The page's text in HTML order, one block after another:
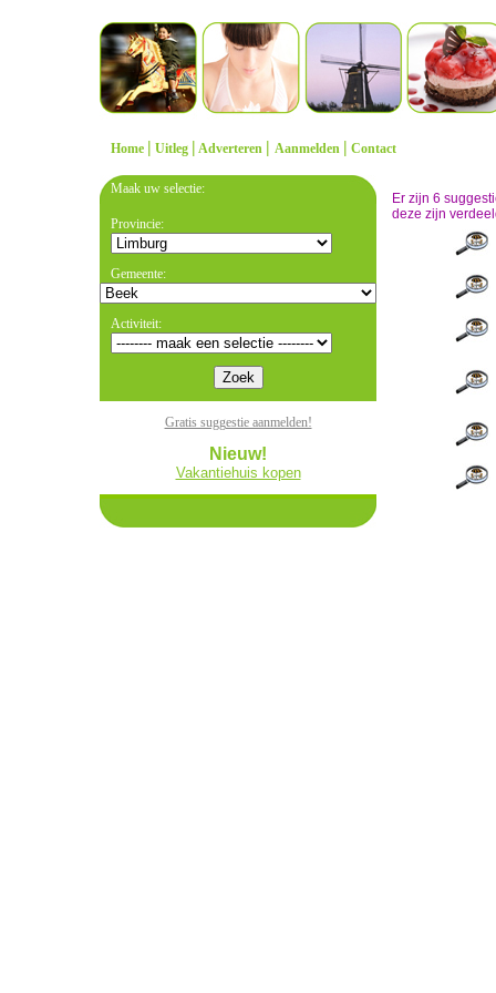
Home | Uitleg | Adverteren | Aanmelden | Contact
Maak uw selectie:
Provincie:
Gemeente:
Activiteit:
Gratis suggestie aanmelden!
Nieuw!
Vakantiehuis kopen
Er zijn 6
deze zijn